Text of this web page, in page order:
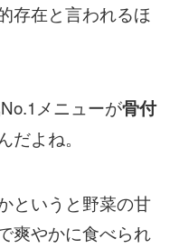
存在と言われるほ
メニューが骨付
だよね。
というと野菜の甘
爽やかに食べられ